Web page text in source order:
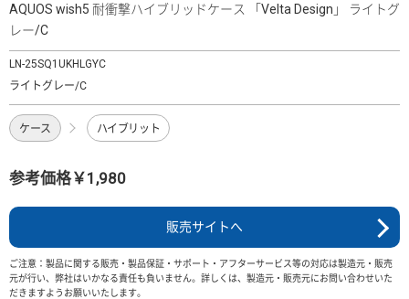
AQUOS wish5 耐衝撃ハイブリッドケース 「Velta Design」 ライトグ
レー/C
LN-25SQ1UKHLGYC
ライトグレー/C
ケース ハイブリット
参考価格￥1,980
販売サイトへ
ご注意：製品に関する販売・製品保証・サポート・アフターサービス等の対応は製造元・販売
元が行い、弊社はいかなる責任も負いません。詳しくは、製造元・販売元にお問い合わせいた
だきますようお願いいたします。